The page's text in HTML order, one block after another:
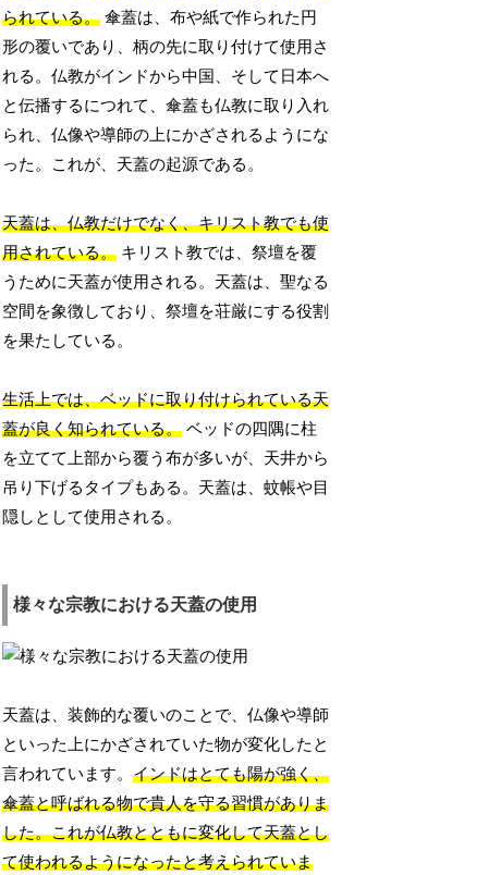
られている。 傘蓋は、布や紙で作られた円
形の覆いであり、柄の先に取り付けて使用さ
れる。仏教がインドから中国、そして日本へ
と伝播するにつれて、傘蓋も仏教に取り入れ
られ、仏像や導師の上にかざされるようにな
った。これが、天蓋の起源である。
天蓋は、仏教だけでなく、キリスト教でも使
用されている。 キリスト教では、祭壇を覆
うために天蓋が使用される。天蓋は、聖なる
空間を象徴しており、祭壇を荘厳にする役割
を果たしている。
生活上では、ベッドに取り付けられている天
蓋が良く知られている。 ベッドの四隅に柱
を立てて上部から覆う布が多いが、天井から
吊り下げるタイプもある。天蓋は、蚊帳や目
隠しとして使用される。
様々な宗教における天蓋の使用
天蓋は、装飾的な覆いのことで、仏像や導師
といった上にかざされていた物が変化したと
言われています。インドはとても陽が強く、
傘蓋と呼ばれる物で貴人を守る習慣がありま
した。これが仏教とともに変化して天蓋とし
て使われるようになったと考えられていま